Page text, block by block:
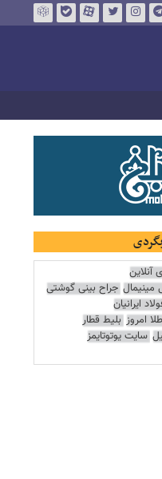
آنلاین
مینیمال جراح بینی گوشتی
ایرانیان
امروز بلیط قطار
سایت یوتوتایمز